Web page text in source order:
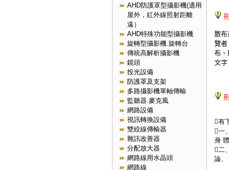
AHD防護罩型攝影機(適用
屋外，紅外線照射距離
遠）
AHD特殊功能型攝影機
旋轉型攝影機.旋轉台
傳統高解析攝影機
鏡頭
投光設備
防護罩及支架
多路攝影機單軸傳輸
監聽器.麥克風
網路設備
視訊轉換設備
雙絞線傳輸器
雜訊改善器
分配放大器
網路線用水晶頭
網路線
散布
覽
布、
文字
有
一
身
二
論、